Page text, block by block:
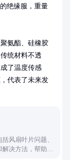
绝缘服，重量
氨酯、硅橡胶
统材料不透
了温度传感
代表了未来发
风扇叶片问题、
决方法，帮助用